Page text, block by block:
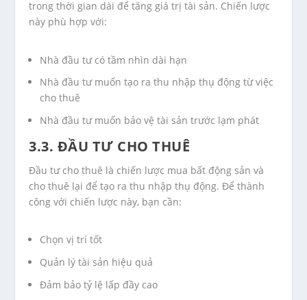
trong thời gian dài để tăng giá trị tài sản. Chiến lược
này phù hợp với:
Nhà đầu tư có tầm nhìn dài hạn
Nhà đầu tư muốn tạo ra thu nhập thụ động từ việc
cho thuê
Nhà đầu tư muốn bảo vệ tài sản trước lạm phát
3.3. ĐẦU TƯ CHO THUÊ
Đầu tư cho thuê là chiến lược mua bất động sản và
cho thuê lại để tạo ra thu nhập thụ động. Để thành
công với chiến lược này, bạn cần:
Chọn vị trí tốt
Quản lý tài sản hiệu quả
Đảm bảo tỷ lệ lấp đầy cao